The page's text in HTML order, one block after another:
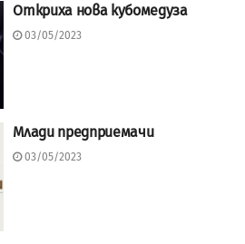
Откриха нова кубомедуза
03/05/2023
Млади предприемачи
03/05/2023